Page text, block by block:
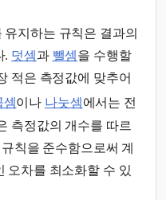
지하는 규칙은 결과의
. 덧셈과 뺄셈을 수행할
적은 측정값에 맞추어
셈이나 나눗셈에서는 전
측정값의 개수를 따르
칙을 준수함으로써 계
오차를 최소화할 수 있